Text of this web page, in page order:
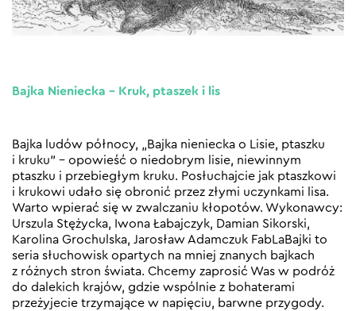
Bajka Nieniecka – Kruk, ptaszek i lis
Bajka ludów północy, „Bajka nieniecka o Lisie, ptaszku
i kruku” – opowieść o niedobrym lisie, niewinnym
ptaszku i przebiegłym kruku. Posłuchajcie jak ptaszkowi
i krukowi udało się obronić przez złymi uczynkami lisa.
Warto wpierać się w zwalczaniu kłopotów. Wykonawcy:
Urszula Stężycka, Iwona Łabajczyk, Damian Sikorski,
Karolina Grochulska, Jarosław Adamczuk FabLaBajki to
seria słuchowisk opartych na mniej znanych bajkach
z różnych stron świata. Chcemy zaprosić Was w podróż
do dalekich krajów, gdzie wspólnie z bohaterami
przeżyjecie trzymające w napięciu, barwne przygody.